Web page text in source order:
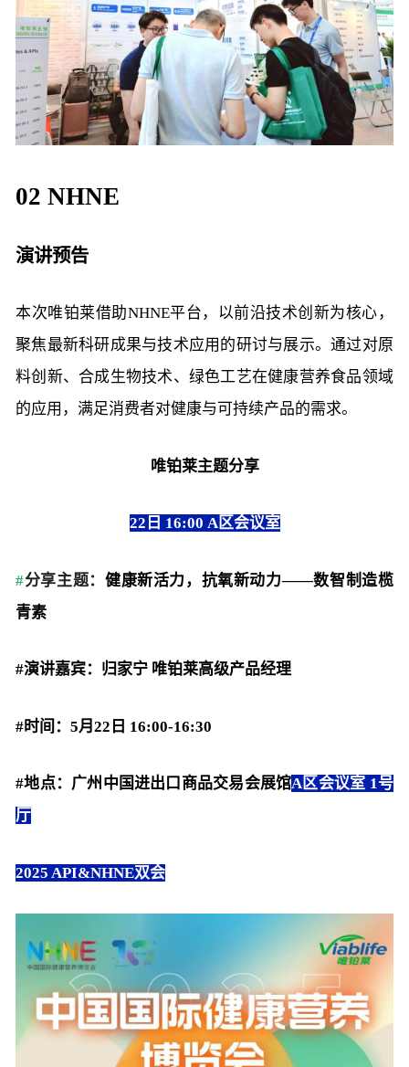
02 NHNE
演讲预告
本次唯铂莱借助NHNE平台，以前沿技术创新为核心，
聚焦最新科研成果与技术应用的研讨与展示。通过对原
料创新、合成生物技术、绿色工艺在健康营养食品领域
的应用，满足消费者对健康与可持续产品的需求。
唯铂莱主题分享
22日 16:00 A区会议室
#分享主题： 健康新活力，抗氧新动力——数智制造榄
青素
#演讲嘉宾：归家宁 唯铂莱高级产品经理
#时间：5月22日 16:00-16:30
#地点：广州中国进出口商品交易会展馆A区会议室 1号
厅
2025 API&NHNE双会